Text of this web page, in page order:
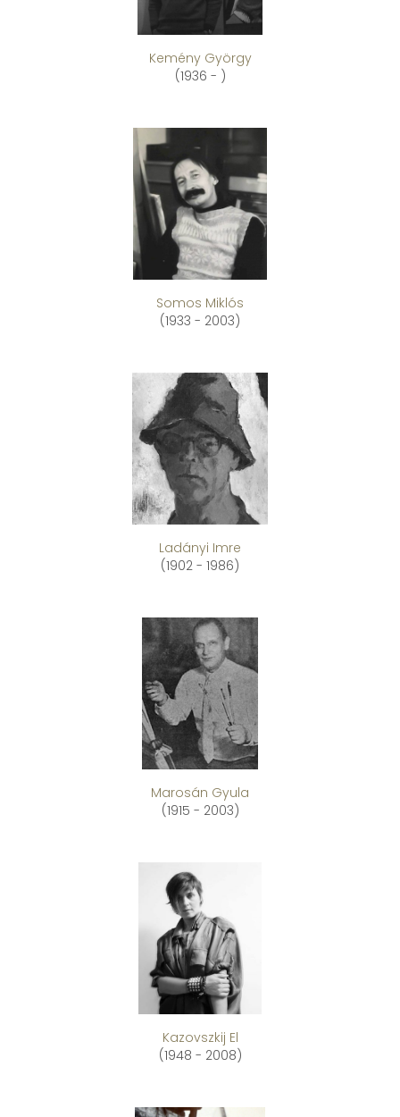
Kemény György
(1936 - )
Somos Miklós
(1933 - 2003)
Ladányi Imre
(1902 - 1986)
Marosán Gyula
(1915 - 2003)
Kazovszkij El
(1948 - 2008)